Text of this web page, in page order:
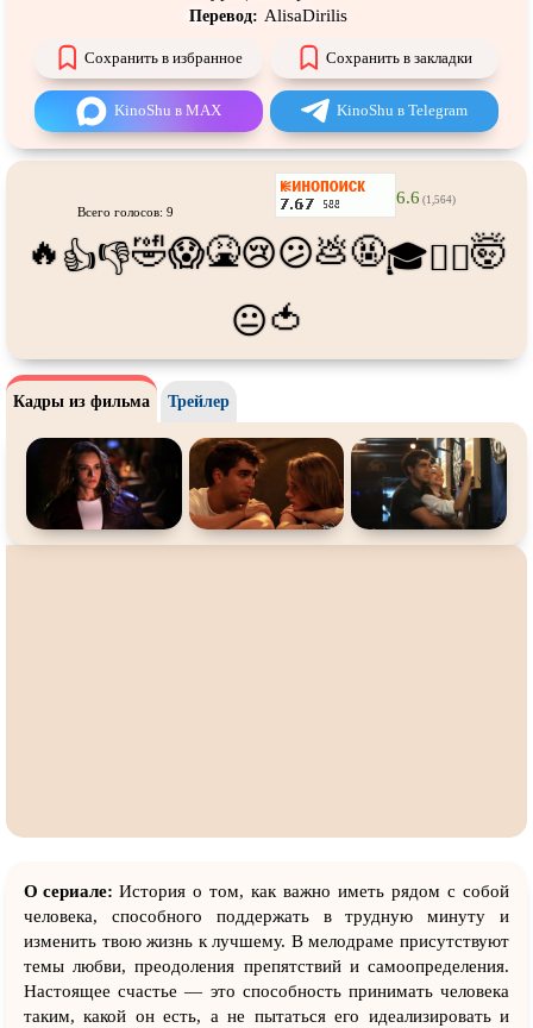
Про танцы
Про тюрьму Про футбол
Про хакеров Про хоккей ифигурное
катание
Про шпионов
Про Юристов иАдвокатов
Режиссёрская версия
Ситком Слэшер
Сцены с
Экранизация
Перевод: AlisaDirilis
Сохранить в избранное Сохранить в закладки
KinoShu в MAX KinoShu в Telegram
Всего голосов: 9
6.6 (1,564)
🔥 👍👎🤣😱🤮😢😕💩🤬🎓😵‍💫🤯
😐🍅
Кадры из фильма Трейлер
О сериале: История о том, как важно иметь рядом с собой
человека, способного поддержать в трудную минуту и
изменить твою жизнь к лучшему. В мелодраме присутствуют
темы любви, преодоления препятствий и самоопределения.
Настоящее счастье — это способность принимать человека
таким, какой он есть, а не пытаться его идеализировать и